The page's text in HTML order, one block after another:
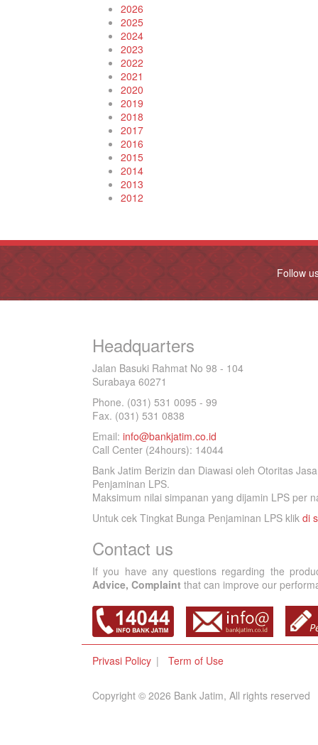
2026
2025
2024
2023
2022
2021
2020
2019
2018
2017
2016
2015
2014
2013
2012
Follow
Headquarters
Jalan Basuki Rahmat No 98 - 104
Surabaya 60271
Phone. (031) 531 0095 - 99
Fax. (031) 531 0838
Email: info@bankjatim.co.id
Call Center (24hours): 14044
Bank Jatim Berizin dan Diawasi oleh Otoritas
Penjaminan LPS.
Maksimum nilai simpanan yang dijamin LPS per
Untuk cek Tingkat Bunga Penjaminan LPS klik di
Contact us
If you have any questions regarding the
Advice, Complaint that can improve our
Privasi Policy Term of Use
Copyright © 2026 Bank Jatim, All rights reserved